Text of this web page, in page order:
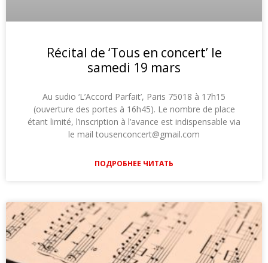
Récital de ‘Tous en concert’ le
samedi 19 mars
Au sudio ‘L’Accord Parfait’, Paris 75018 à 17h15
(ouverture des portes à 16h45). Le nombre de place
étant limité, l’inscription à l’avance est indispensable via
le mail tousenconcert@gmail.com
ПОДРОБНЕЕ ЧИТАТЬ